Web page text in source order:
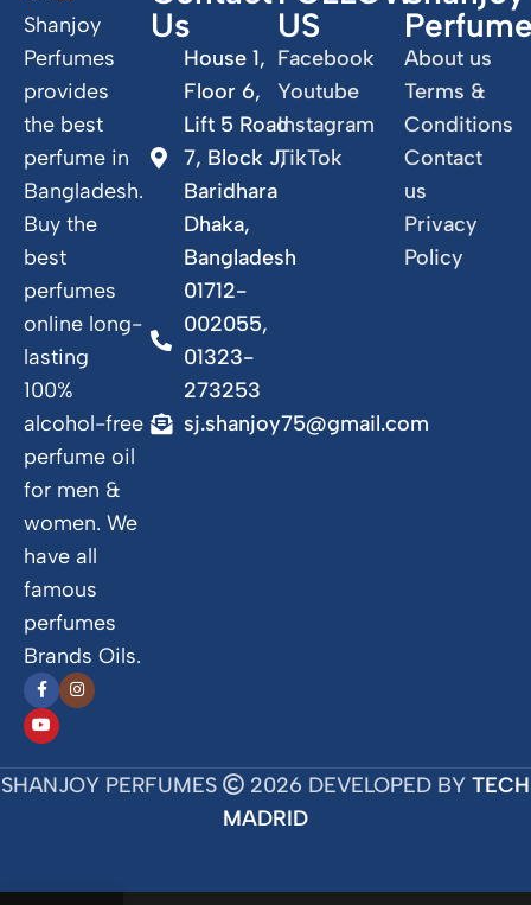
Shanjoy
Perfumes
provides
the best
perfume in
Bangladesh.
Buy the
best
perfumes
online long-
lasting
100%
alcohol-free
perfume oil
for men &
women. We
have all
famous
perfumes
Brands Oils.
Us
House 1,
Floor 6,
Lift 5 Road
7, Block J,
Baridhara
Dhaka,
Bangladesh
01712-
002055,
01323-
273253
sj.shanjoy75@gmail.com
US
Facebook
Youtube
Instagram
TikTok
About us
Terms &
Conditions
Contact
us
Privacy
Policy
SHANJOY PERFUMES 2026 DEVELOPED BY TECH
MADRID